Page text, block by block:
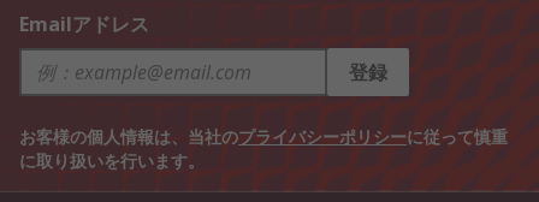
Emailアドレス
登録
お客様の個人情報は、当社のプライバシーポリシーに従って慎重
に取り扱いを行います。